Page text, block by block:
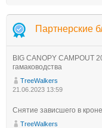
Партнерские
BIG CANOPY CAMPOUT
гамаководства
TreeWalkers
21.06.2023 13:59
Снятие зависшего в
TreeWalkers